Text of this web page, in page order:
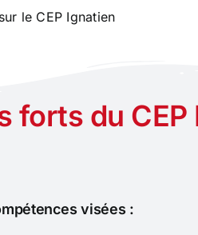
sur le CEP Ignatien
forts du CEP
visées :